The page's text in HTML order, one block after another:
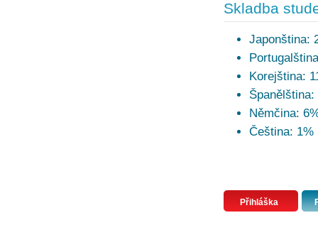
Skladba
Japonština:
Korejština:
Španělština:
Němčina:
Čeština: 1%
Přihláška